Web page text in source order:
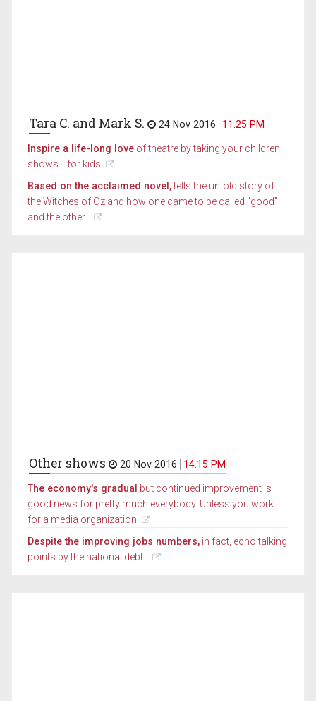
Tara C. and Mark S. 24 Nov 2016 11.25 PM
Inspire a life-long love of theatre by taking your children
shows... for kids.
Based on the acclaimed novel,tells the untold story of
the Witches of Oz and how one came to be called "good"
and the other...
Other shows 20 Nov 2016 14.15 PM
The economy's gradual but continued improvement is
good news for pretty much everybody. Unless you work
for a media organization.
Despite the improving jobs numbers, in fact, echo talking
points by the national debt...